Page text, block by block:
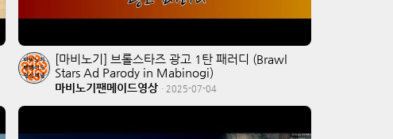
[마비노기] 브롤스타즈 광고 1탄 패러디 (Brawl
Stars Ad Parody in Mabinogi)
마비노기팬메이드영상 · 2025-07-04